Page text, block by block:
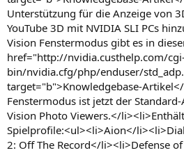
Unterstützung für die Anzeige von
YouTube 3D mit NVIDIA SLI PCs
Vision Fenstermodus gibt es in
href="http://nvidia.custhelp.com/
bin/nvidia.cfg/php/enduser/
target="b">Knowledgebase-
Fenstermodus ist jetzt der
Vision Photo Viewers.</
Spielprofile:<ul><li>Aion</
2: Off The Record</li><li>Defense